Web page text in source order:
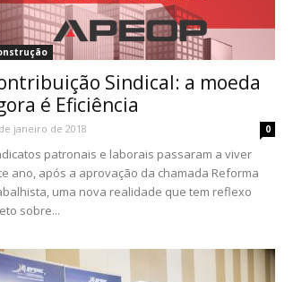
Sindical: a moeda
é Eficiência
janeiro de 2018 0
patronais e laborais passaram a viver
ano, após a aprovação da chamada Reforma
uma nova realidade que tem reflexo
sobre...